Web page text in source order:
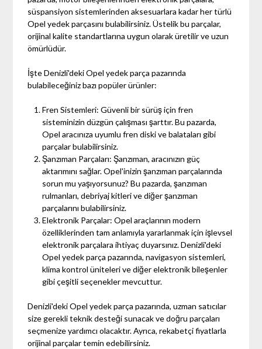
süspansiyon sistemlerinden aksesuarlara kadar her türlü
Opel yedek parçasını bulabilirsiniz. Üstelik bu parçalar,
orijinal kalite standartlarına uygun olarak üretilir ve uzun
ömürlüdür.
İşte Denizli'deki Opel yedek parça pazarında
bulabileceğiniz bazı popüler ürünler:
Fren Sistemleri: Güvenli bir sürüş için fren
sisteminizin düzgün çalışması şarttır. Bu pazarda,
Opel aracınıza uyumlu fren diski ve balataları gibi
parçalar bulabilirsiniz.
Şanzıman Parçaları: Şanzıman, aracınızın güç
aktarımını sağlar. Opel'inizin şanzıman parçalarında
sorun mu yaşıyorsunuz? Bu pazarda, şanzıman
rulmanları, debriyaj kitleri ve diğer şanzıman
parçalarını bulabilirsiniz.
Elektronik Parçalar: Opel araçlarının modern
özelliklerinden tam anlamıyla yararlanmak için işlevsel
elektronik parçalara ihtiyaç duyarsınız. Denizli'deki
Opel yedek parça pazarında, navigasyon sistemleri,
klima kontrol üniteleri ve diğer elektronik bileşenler
gibi çeşitli seçenekler mevcuttur.
Denizli'deki Opel yedek parça pazarında, uzman satıcılar
size gerekli teknik desteği sunacak ve doğru parçaları
seçmenize yardımcı olacaktır. Ayrıca, rekabetçi fiyatlarla
orijinal parçalar temin edebilirsiniz.